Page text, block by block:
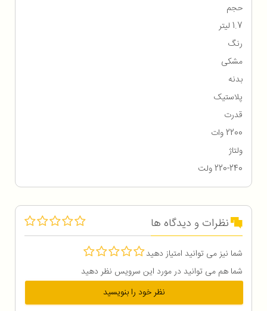
حجم
1.7 لیتر
رنگ
مشکی
بدنه
پلاستیک
قدرت
2200 وات
ولتاژ
220-240 ولت
نظرات و دیدگاه ها
شما نیز می توانید امتیاز دهید
شما هم می توانید در مورد این سرویس نظر دهید
نظر خود را بنویسید